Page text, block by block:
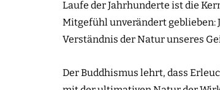
Laufe der Jahrhunderte ist die
Mitgefühl unverändert geblieben:
Verständnis der Natur unseres
Der Buddhismus lehrt, dass